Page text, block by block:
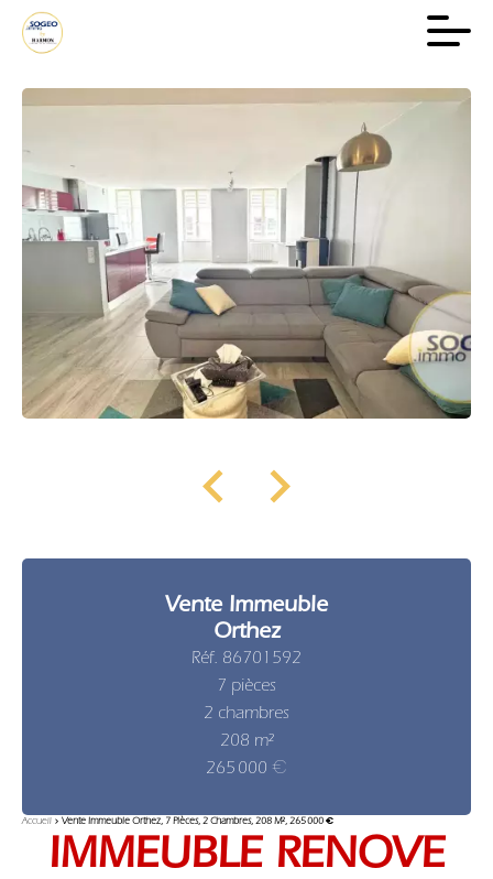
Vente Immeuble
Orthez
Réf. 86701592
7 pièces
2 chambres
208 m²
265 000 €
Accueil Vente Immeuble Orthez, 7 Pièces, 2 Chambres, 208 M², 265 000 €
IMMEUBLE RENOVE